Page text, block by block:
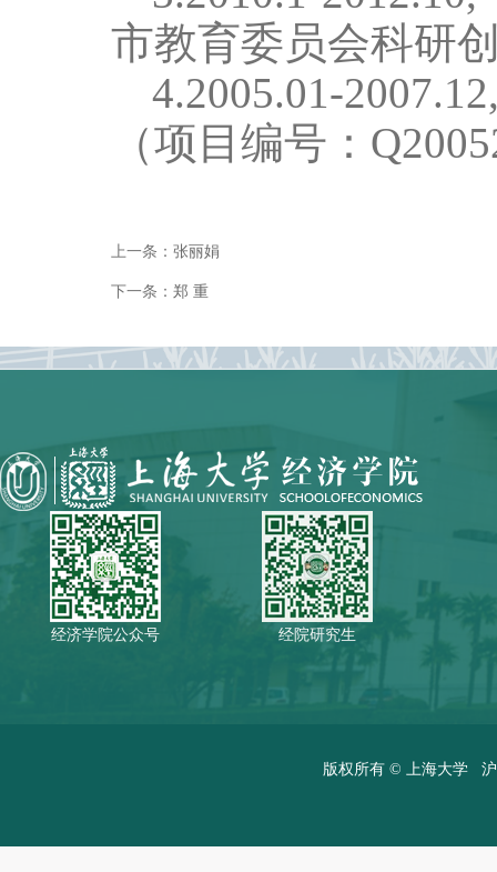
市教育委员会科研
4.2005.01-
（项目编号：
上一条： 张丽娟
下一条： 郑 重
经济学院公众号 经院研究生
版权所有 © 上海大学